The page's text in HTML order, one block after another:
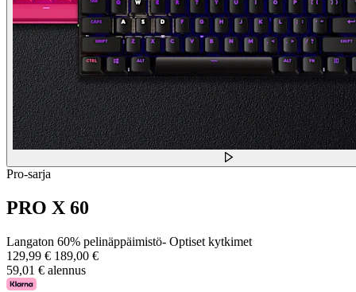
Pro-sarja
PRO X 60
Langaton 60% pelinäppäimistö- Optiset kytkimet
129,99 € 189,00 €
59,01 € alennus